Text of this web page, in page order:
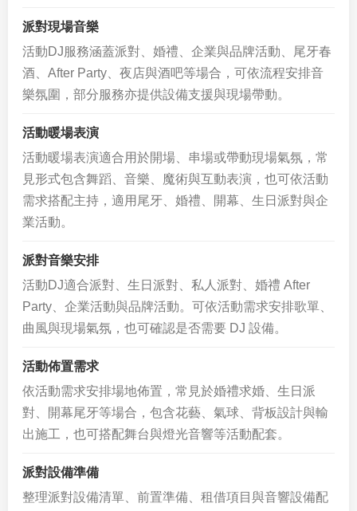
派對現場音樂
活動DJ服務涵蓋派對、婚禮、企業與品牌活動、尾牙春
酒、After Party、夜店與酒吧等場合，可依流程安排音
樂氛圍，部分服務亦提供設備支援與現場帶動。
活動暖場表演
活動暖場表演適合用於開場、串場或帶動現場氣氛，常
見形式包含舞蹈、音樂、魔術與互動表演，也可依活動
需求搭配主持，適用尾牙、婚禮、開幕、生日派對與企
業活動。
派對音樂安排
活動DJ適合派對、生日派對、私人派對、婚禮 After
Party、企業活動與品牌活動。可依活動需求安排歌單、
曲風與現場氣氛，也可確認是否需要 DJ 設備。
活動佈置需求
依活動需求安排場地佈置，常見於婚禮求婚、生日派
對、開幕尾牙等場合，包含花藝、氣球、背板設計與輸
出施工，也可搭配舞台與燈光音響等活動配套。
派對設備準備
整理派對設備清單、前置準備、租借項目與音響設備配